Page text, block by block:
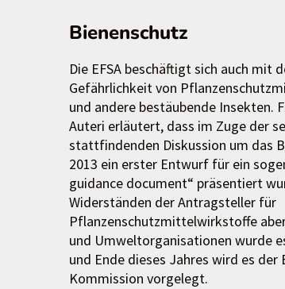
Bienenschutz
Die EFSA beschäftigt sich auch mit
Gefährlichkeit von
und andere bestäubende Insekten.
Auteri erläutert, dass im Zuge der
stattfindenden Diskussion um das
2013 ein erster Entwurf für ein
guidance document“ präsentiert
Widerständen der Antragsteller für
Pflanzenschutzmittelwirkstoffe
und Umweltorganisationen wurde
und Ende dieses Jahres wird es der
Kommission vorgelegt.